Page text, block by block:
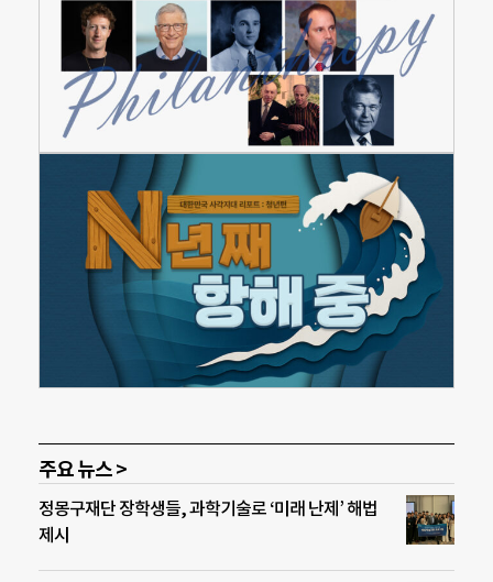
주요 뉴스 >
정몽구재단 장학생들, 과학기술로 ‘미래 난제’ 해법
제시